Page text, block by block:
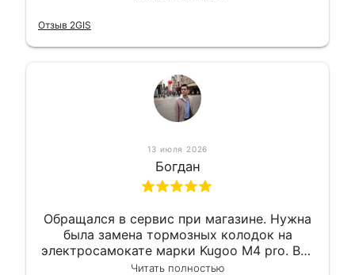
гарантии, поэтому и обратился в этот
Отзыв 2GIS
13 июля 2026
Богдан
Обращался в сервис при магазине. Нужна
была замена тормозных колодок на
электросамокате марки Kugoo M4 pro. Всё
сделали в лучшем виде и в максимально
Читать полностью